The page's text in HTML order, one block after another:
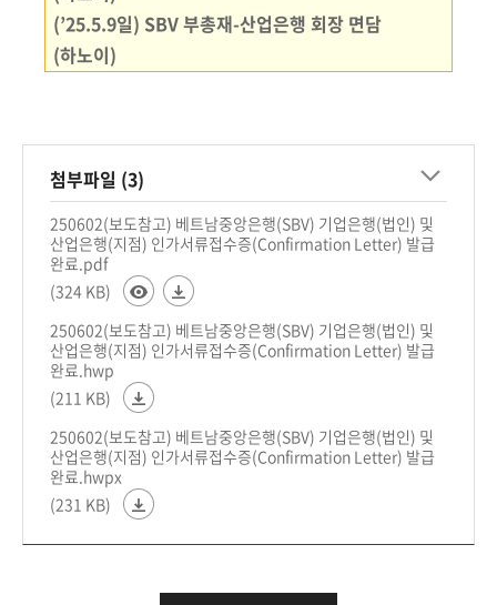
(’25.5.9일) SBV 부총재-산업은행 회장 면담
(하노이)
첨부파일 (3)
250602(보도참고) 베트남중앙은행(SBV) 기업은행(법인) 및
산업은행(지점) 인가서류접수증(Confirmation Letter) 발급
완료.pdf
(324 KB)
250602(보도참고) 베트남중앙은행(SBV) 기업은행(법인) 및
산업은행(지점) 인가서류접수증(Confirmation Letter) 발급
완료.hwp
(211 KB)
250602(보도참고) 베트남중앙은행(SBV) 기업은행(법인) 및
산업은행(지점) 인가서류접수증(Confirmation Letter) 발급
완료.hwpx
(231 KB)